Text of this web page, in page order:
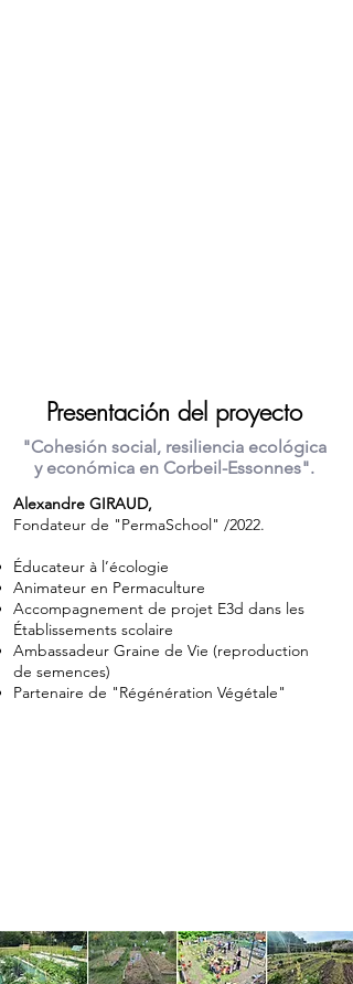
Presentación del proyecto
"Cohesión social, resiliencia ecológica
y económica en Corbeil-Essonnes".
Alexandre GIRAUD,
Fondateur de "PermaSchool" /2022.
Éducateur à l’écologie
Animateur en Permaculture
Accompagnement de projet E3d dans les
Établissements scolaire
Ambassadeur Graine de Vie (reproduction
de semences)
Partenaire de "Régénération Végétale"